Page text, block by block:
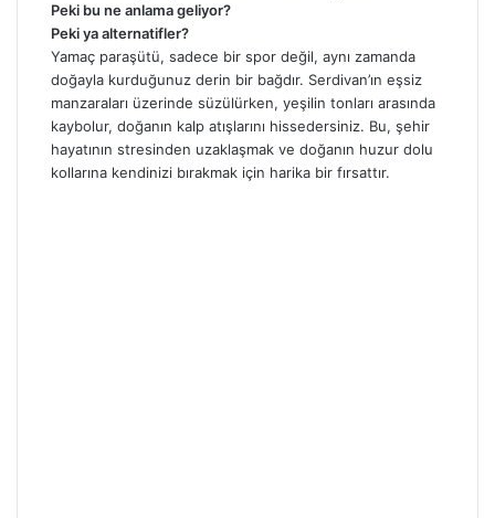
Peki bu ne anlama geliyor?
Peki ya alternatifler?
Yamaç paraşütü, sadece bir spor değil, aynı zamanda
doğayla kurduğunuz derin bir bağdır. Serdivan’ın eşsiz
manzaraları üzerinde süzülürken, yeşilin tonları arasında
kaybolur, doğanın kalp atışlarını hissedersiniz. Bu, şehir
hayatının stresinden uzaklaşmak ve doğanın huzur dolu
kollarına kendinizi bırakmak için harika bir fırsattır.